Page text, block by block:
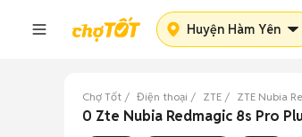
Huyện Hàm Yên
Chợ Tốt Điện thoại ZTE ZTE Nubia
0 Zte Nubia Redmagic 8s Pro